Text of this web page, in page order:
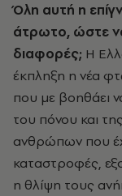
Όλη αυτή η
άτρωτο, ώστε να
διαφορές; Η
έκπληξη η νέα
που με βοηθάει
του πόνου και
ανθρώπων που
καταστροφές,
η θλίψη τους